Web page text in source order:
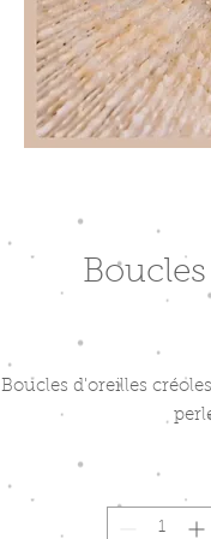
Boucles d'oreilles